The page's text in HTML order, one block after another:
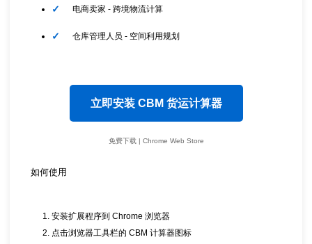
电商卖家 - 跨境物流计算
仓库管理人员 - 空间利用规划
立即安装 CBM 货运计算器
免费下载 | Chrome Web Store
如何使用
安装扩展程序到 Chrome 浏览器
点击浏览器工具栏的 CBM 计算器图标